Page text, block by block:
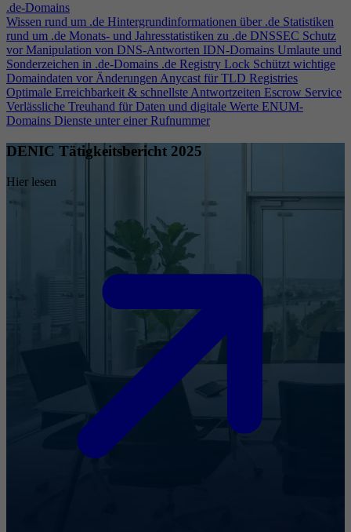
.de-Domains
Wissen rund um .de Hintergrundinformationen über .de Statistiken
rund um .de Monats- und Jahresstatistiken zu .de DNSSEC Schutz
vor Manipulation von DNS-Antworten IDN-Domains Umlaute und
Sonderzeichen in .de-Domains .de Registry Lock Schützt wichtige
Domaindaten vor ÄnderungenAnycast für TLD Registries
Optimale Erreichbarkeit & schnellste Antwortzeiten Escrow Service
Verlässliche Treuhand für Daten und digitale Werte ENUM-
Domains Dienste unter einer Rufnummer
DENIC Tätigkeitsbericht 2025
Hier lesen